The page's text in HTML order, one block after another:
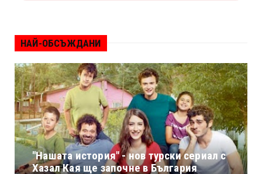
НАЙ-ОБСЪЖДАНИ
"Нашата история" - нов турски сериал с
Хазал Кая ще започне в България